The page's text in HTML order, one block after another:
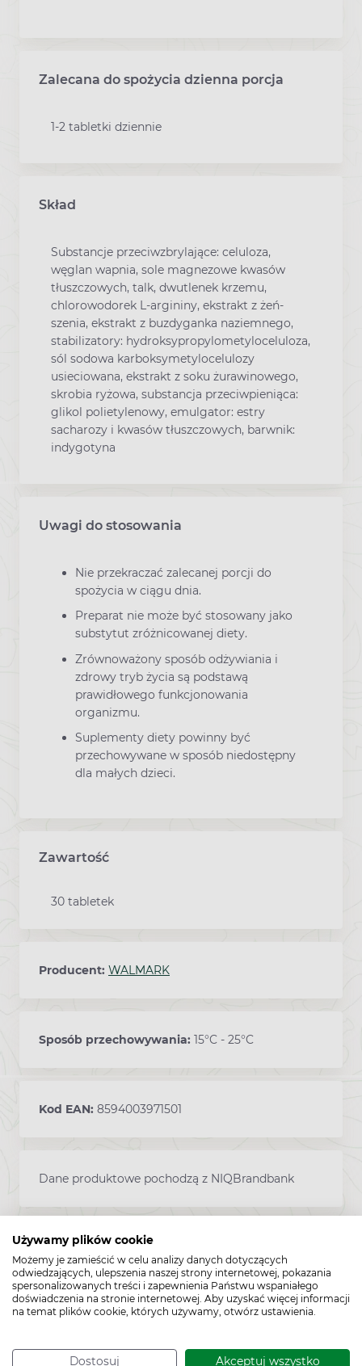
Używamy plików cookie
Możemy je zamieścić w celu analizy danych dotyczących
odwiedzających, ulepszenia naszej strony internetowej, pokazania
spersonalizowanych treści i zapewnienia Państwu wspaniałego
doświadczenia na stronie internetowej. Aby uzyskać więcej informacji
na temat plików cookie, których używamy, otwórz ustawienia.
Dostosuj Akceptuj wszystko
Zalecana do spożycia dzienna porcja
1-2 tabletki dziennie
Skład
Substancje przeciwzbrylające: celuloza,
węglan wapnia, sole magnezowe kwasów
tłuszczowych, talk, dwutlenek krzemu,
chlorowodorek L-argininy, ekstrakt z żeń-
szenia, ekstrakt z buzdyganka naziemnego,
stabilizatory: hydroksypropylometyloceluloza,
sól sodowa karboksymetylocelulozy
usieciowana, ekstrakt z soku żurawinowego,
skrobia ryżowa, substancja przeciwpieniąca:
glikol polietylenowy, emulgator: estry
sacharozy i kwasów tłuszczowych, barwnik:
indygotyna
Uwagi do stosowania
Nie przekraczać zalecanej porcji do
spożycia w ciągu dnia.
Preparat nie może być stosowany jako
substytut zróżnicowanej diety.
Zrównoważony sposób odżywiania i
zdrowy tryb życia są podstawą
prawidłowego funkcjonowania
organizmu.
Suplementy diety powinny być
przechowywane w sposób niedostępny
dla małych dzieci.
Zawartość
30 tabletek
Producent: WALMARK
Sposób przechowywania: 15°C - 25°C
Kod EAN: 8594003971501
Dane produktowe pochodzą z NIQBrandbank
Cechy produktu